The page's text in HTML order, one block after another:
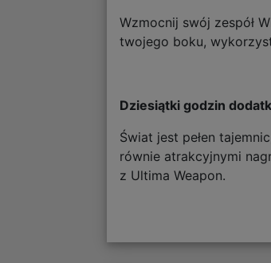
Wzmocnij swój zespół
twojego boku,
Dziesiątki godzin
Świat jest pełen
równie atrakcyjnymi
z Ultima Weapon.